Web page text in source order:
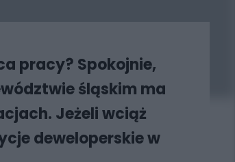
pracy? Spokojnie,
śląskim ma
Jeżeli wciąż
deweloperskie w